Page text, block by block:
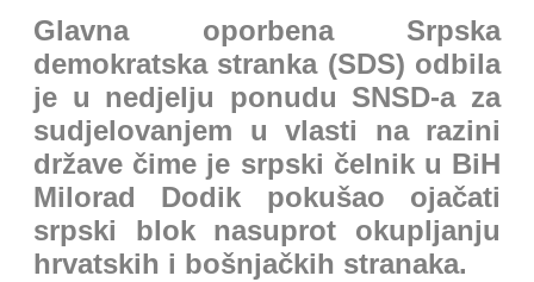
Glavna oporbena Srpska
demokratska stranka (SDS) odbila
je u nedjelju ponudu SNSD-a za
sudjelovanjem u vlasti na razini
države čime je srpski čelnik u BiH
Milorad Dodik pokušao ojačati
srpski blok nasuprot okupljanju
hrvatskih i bošnjačkih stranaka.